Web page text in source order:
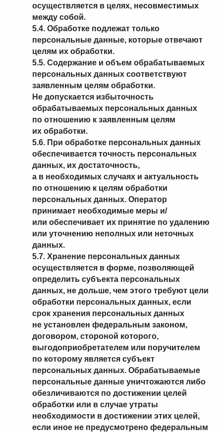
осуществляется в целях, несовместимых
между собой.
5.4. Обработке подлежат только
персональные данные, которые отвечают
целям их обработки.
5.5. Содержание и объем обрабатываемых
персональных данных соответствуют
заявленным целям обработки.
Не допускается избыточность
обрабатываемых персональных данных
по отношению к заявленным целям
их обработки.
5.6. При обработке персональных данных
обеспечивается точность персональных
данных, их достаточность,
а в необходимых случаях и актуальность
по отношению к целям обработки
персональных данных. Оператор
принимает необходимые меры и/
или обеспечивает их принятие по удалению
или уточнению неполных или неточных
данных.
5.7. Хранение персональных данных
осуществляется в форме, позволяющей
определить субъекта персональных
данных, не дольше, чем этого требуют цели
обработки персональных данных, если
срок хранения персональных данных
не установлен федеральным законом,
договором, стороной которого,
выгодоприобретателем или поручителем
по которому является субъект
персональных данных. Обрабатываемые
персональные данные уничтожаются либо
обезличиваются по достижении целей
обработки или в случае утраты
необходимости в достижении этих целей,
если иное не предусмотрено федеральным